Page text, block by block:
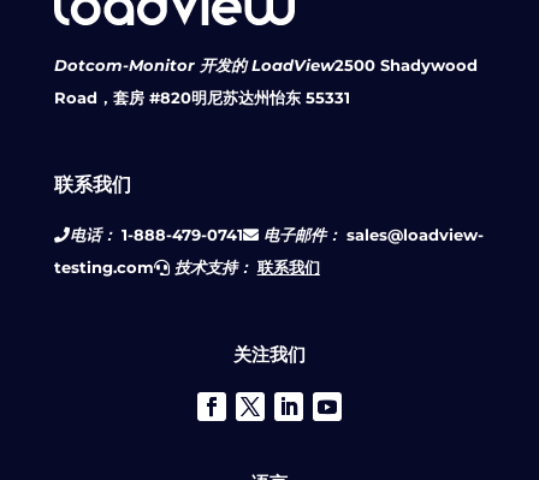
Dotcom-Monitor 开发的 LoadView2500 Shadywood
Road，套房 #820明尼苏达州怡东 55331
联系我们
电话： 1-888-479-0741 电子邮件： sales@loadview-
testing.com
技术支持： 联系我们
关注我们